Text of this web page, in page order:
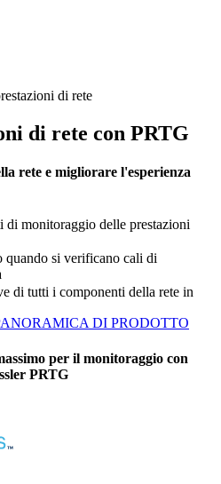
di rete
di rete con PRTG
rete e migliorare l'esperienza
monitoraggio delle prestazioni
quando si verificano cali di
di tutti i componenti della rete in
DI PRODOTTO
per il monitoraggio con
PRTG